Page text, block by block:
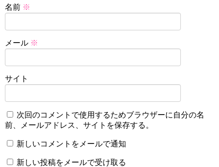
名前 ※
メール ※
サイト
次回のコメントで使用するためブラウザーに自分の名
前、メールアドレス、サイトを保存する。
新しいコメントをメールで通知
新しい投稿をメールで受け取る